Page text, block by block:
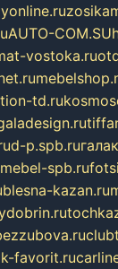
AUTO-COM.SU
vostoka.ru
td.ru
d-p.spb.ru
spb.ru
blesna-kazan.ru
favorit.ru